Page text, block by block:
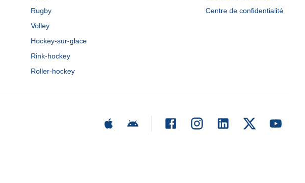
Rugby
Volley
Hockey-sur-glace
Rink-hockey
Roller-hockey
Centre de confidentialité